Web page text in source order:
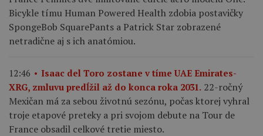
Bicykle tímu Human Powered Health zdobia postavičky
SpongeBob SquarePants a Patrick Star zobrazené
netradične aj s ich anatómiou.
12:46
Isaac del Toro zostane v tíme UAE Emirates-
XRG, zmluvu predĺžil až do konca roka 2031. 22-ročný
Mexičan má za sebou životnú sezónu, počas ktorej vyhral
troje etapové preteky a pri svojom debute na Tour de
France obsadil celkové tretie miesto.